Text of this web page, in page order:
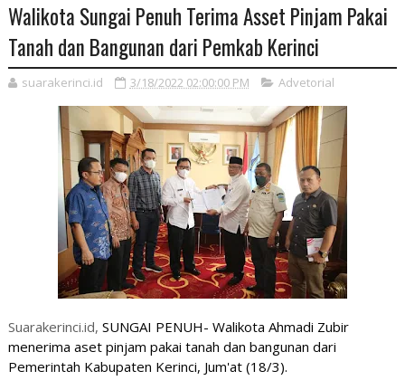
Walikota Sungai Penuh Terima Asset Pinjam Pakai
Tanah dan Bangunan dari Pemkab Kerinci
suarakerinci.id 3/18/2022 02:00:00 PM Advetorial
Suarakerinci.id, SUNGAI PENUH- Walikota Ahmadi Zubir
menerima aset pinjam pakai tanah dan bangunan dari
Pemerintah Kabupaten Kerinci, Jum'at (18/3).